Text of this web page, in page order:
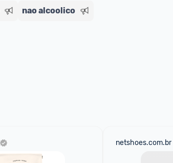
nao alcoolico
netshoes.com.br